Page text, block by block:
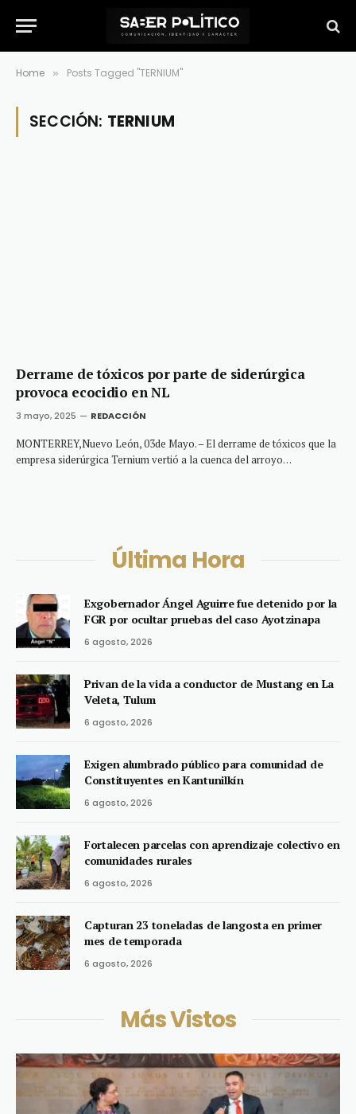
Home » Posts Tagged "TERNIUM"
SECCIÓN: TERNIUM
Derrame de tóxicos por parte de siderúrgica
provoca ecocidio en NL
3 mayo, 2025 REDACCIÓN
MONTERREY,Nuevo León, 03de Mayo. – El derrame de tóxicos que la
empresa siderúrgica Ternium vertió a la cuenca del arroyo…
Última Hora
Exgobernador Ángel Aguirre fue detenido por la
FGR por ocultar pruebas del caso Ayotzinapa
6 agosto, 2026
Privan de la vida a conductor de Mustang en La
Veleta, Tulum
6 agosto, 2026
Exigen alumbrado público para comunidad de
Constituyentes en Kantunilkín
6 agosto, 2026
Fortalecen parcelas con aprendizaje colectivo en
comunidades rurales
6 agosto, 2026
Capturan 23 toneladas de langosta en primer
mes de temporada
6 agosto, 2026
Más Vistos